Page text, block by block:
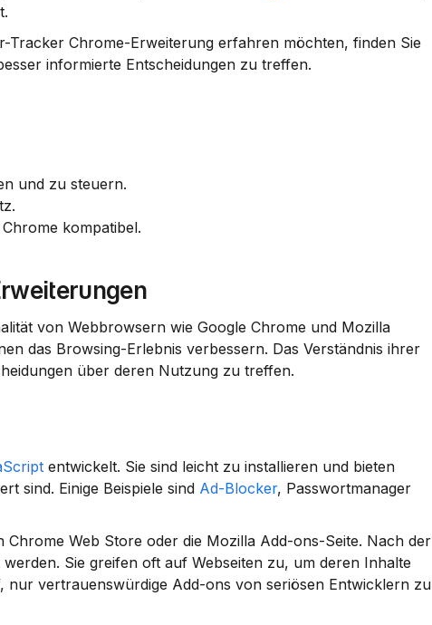
Tracker Chrome-Erweiterung erfahren möchten, finden Sie
informierte Entscheidungen zu treffen.
und zu steuern.
kompatibel.
von Webbrowsern wie Google Chrome und Mozilla
das Browsing-Erlebnis verbessern. Das Verständnis ihrer
über deren Nutzung zu treffen.
entwickelt. Sie sind leicht zu installieren und bieten
sind. Einige Beispiele sind Ad-Blocker, Passwortmanager
Web Store oder die Mozilla Add-ons-Seite. Nach der
Sie greifen oft auf Webseiten zu, um deren Inhalte
vertrauenswürdige Add-ons von seriösen Entwicklern zu